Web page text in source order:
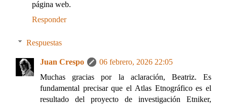
página web.
Responder
Respuestas
Juan Crespo
06 febrero, 2026 22:05
Muchas gracias por la aclaración, Beatriz. Es
fundamental precisar que el Atlas Etnográfico es el
resultado del proyecto de investigación Etniker,